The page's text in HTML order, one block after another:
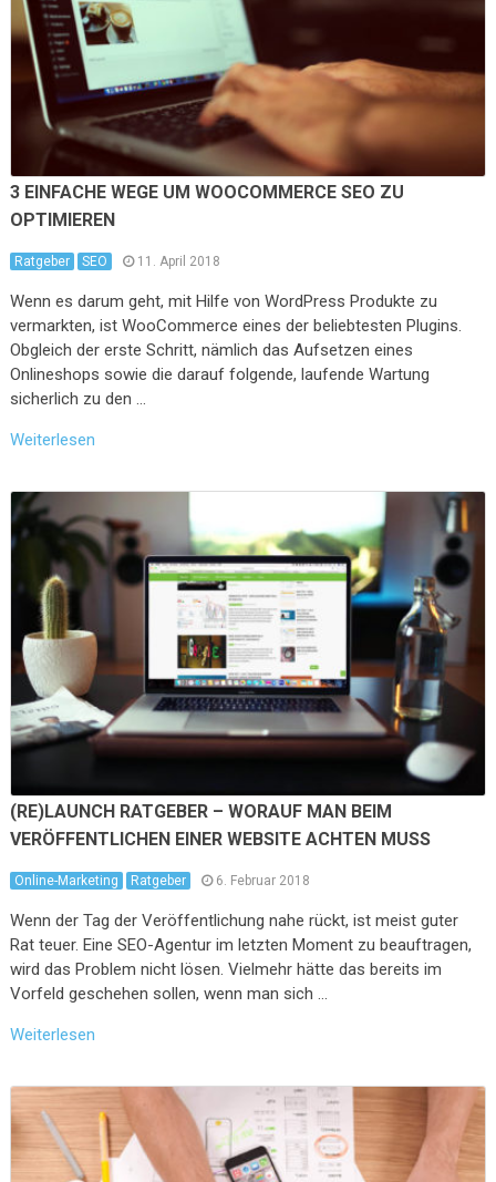
3 EINFACHE WEGE UM WOOCOMMERCE SEO ZU
OPTIMIEREN
Ratgeber SEO 11. April 2018
Wenn es darum geht, mit Hilfe von WordPress Produkte zu
vermarkten, ist WooCommerce eines der beliebtesten Plugins.
Obgleich der erste Schritt, nämlich das Aufsetzen eines
Onlineshops sowie die darauf folgende, laufende Wartung
sicherlich zu den …
Weiterlesen
(RE)LAUNCH RATGEBER – WORAUF MAN BEIM
VERÖFFENTLICHEN EINER WEBSITE ACHTEN MUSS
Online-Marketing Ratgeber 6. Februar 2018
Wenn der Tag der Veröffentlichung nahe rückt, ist meist guter
Rat teuer. Eine SEO-Agentur im letzten Moment zu beauftragen,
wird das Problem nicht lösen. Vielmehr hätte das bereits im
Vorfeld geschehen sollen, wenn man sich …
Weiterlesen